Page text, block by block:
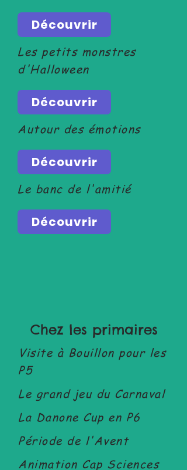
Découvrir
Les petits monstres
d'Halloween
Découvrir
Autour des émotions
Découvrir
Le banc de l'amitié
Découvrir
Chez les primaires
Visite à Bouillon pour les
P5
Le grand jeu du Carnaval
La Danone Cup en P6
Période de l'Avent
Animation Cap Sciences